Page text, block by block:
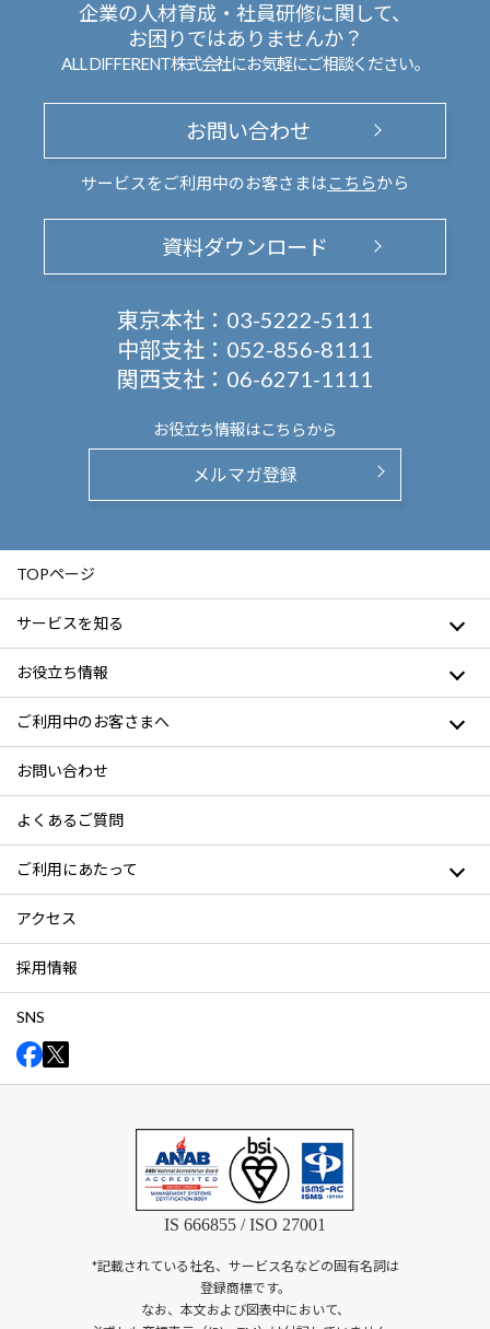
企業の人材育成・社員研修に関して、
お困りではありませんか？
ALL DIFFERENT株式会社にお気軽にご相談ください。
お問い合わせ
サービスをご利用中のお客さまは こちらから
資料ダウンロード
東京本社： 03-5222-5111
中部支社： 052-856-8111
関西支社： 06-6271-1111
お役立ち情報はこちらから
メルマガ登録
TOPページ
サービスを知る
お役立ち情報
ご利用中のお客さまへ
お問い合わせ
よくあるご質問
ご利用にあたって
アクセス
採用情報
SNS
IS 666855 / ISO 27001
*記載されている社名、サービス名などの固有名詞は
登録商標です。
なお、本文および図表中において、